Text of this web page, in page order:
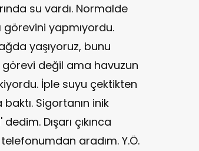
su vardı. Normalde
yapmıyordu.
yaşıyoruz, bunu
görevi değil ama havuzun
İple suyu çektikten
Sigortanın inik
Dışarı çıkınca
aradım. Y.Ö.